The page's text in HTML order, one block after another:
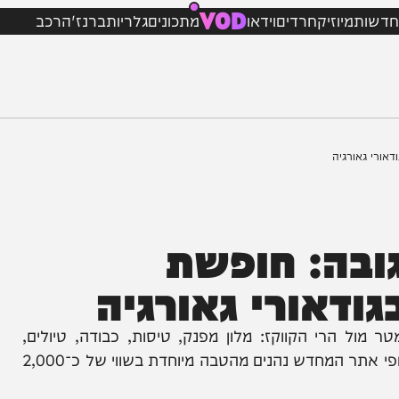
מיוזיקחרדיםוידאוVODמתכוניםגלריותברנז'הרכב
חופשת
גאורגיה
של קשת טורס בגובה 2,000 מטר מול הרי הקווקז: מלון מפנק, טיסות, כבודה, טיולים,